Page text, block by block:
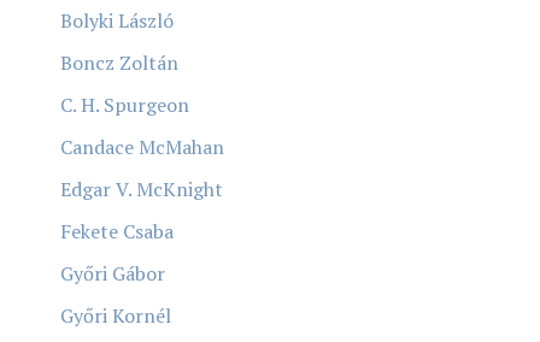
Bolyki László
Boncz Zoltán
C. H. Spurgeon
Candace McMahan
Edgar V. McKnight
Fekete Csaba
Győri Gábor
Győri Kornél